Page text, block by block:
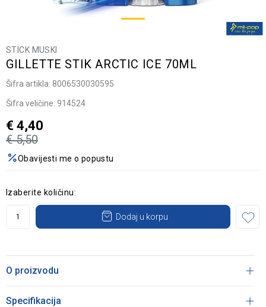
STICK MUSKI
GILLETTE STIK ARCTIC ICE 70ML
Šifra artikla: 8006530030595
Šifra veličine: 914524
€ 5,50
€ 4,40
Obavijesti me o popustu
Izaberite količinu:
Dodaj u korpu
O proizvodu
Specifikacija